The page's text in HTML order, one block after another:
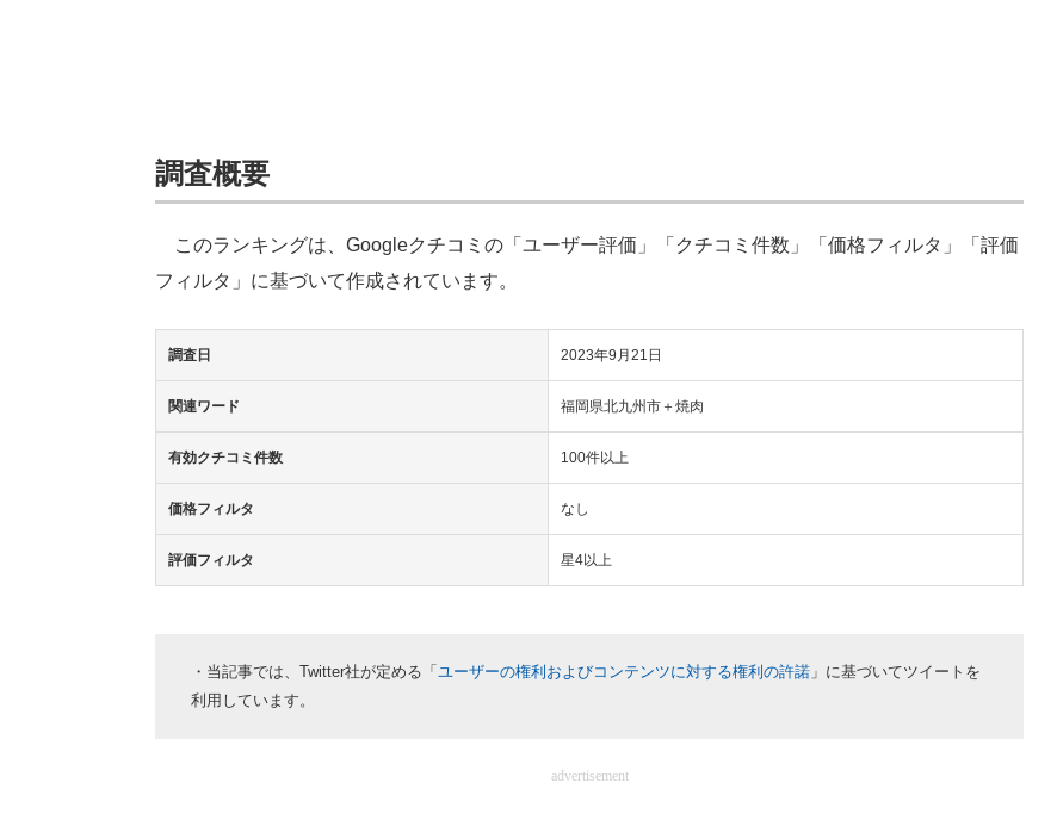
調査概要
このランキングは、Googleクチコミの「ユーザー評価」「クチコミ件数」「価格フィルタ」「評価
フィルタ」に基づいて作成されています。
調査日 2023年9月21日
関連ワード 福岡県北九州市＋焼肉
有効クチコミ件数 100件以上
価格フィルタ なし
評価フィルタ 星4以上
・当記事では、Twitter社が定める「 ユーザーの権利およびコンテンツに対する権利の許諾 」に基づいてツイートを
利用しています。
advertisement